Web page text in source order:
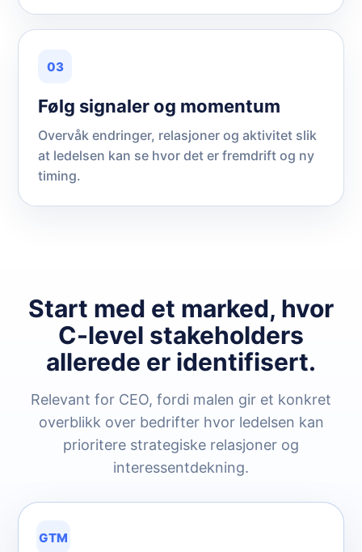
03
Følg signaler og momentum
Overvåk endringer, relasjoner og aktivitet slik
at ledelsen kan se hvor det er fremdrift og ny
timing.
Start med et marked, hvor
C-level stakeholders
allerede er identifisert.
Relevant for CEO, fordi malen gir et konkret
overblikk over bedrifter hvor ledelsen kan
prioritere strategiske relasjoner og
interessentdekning.
GTM